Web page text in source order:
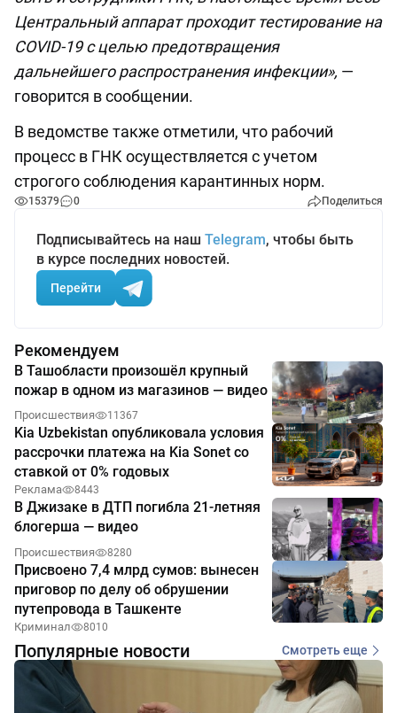
Центральный аппарат проходит тестирование на
COVID-19 с целью предотвращения
дальнейшего распространения инфекции», —
говорится в сообщении.
В ведомстве также отметили, что рабочий
процесс в ГНК осуществляется с учетом
строгого соблюдения карантинных норм.
15379 0 Поделиться
Подписывайтесь на наш Telegram, чтобы быть
в курсе последних новостей.
Перейти
Рекомендуем
В Ташобласти произошёл крупный
пожар в одном из магазинов — видео
Происшествия 11367
Kia Uzbekistan опубликовала условия
рассрочки платежа на Kia Sonet со
ставкой от 0% годовых
Реклама 8443
В Джизаке в ДТП погибла 21-летняя
блогерша — видео
Происшествия 8280
Присвоено 7,4 млрд сумов: вынесен
приговор по делу об обрушении
путепровода в Ташкенте
Криминал 8010
Популярные новости Смотреть еще